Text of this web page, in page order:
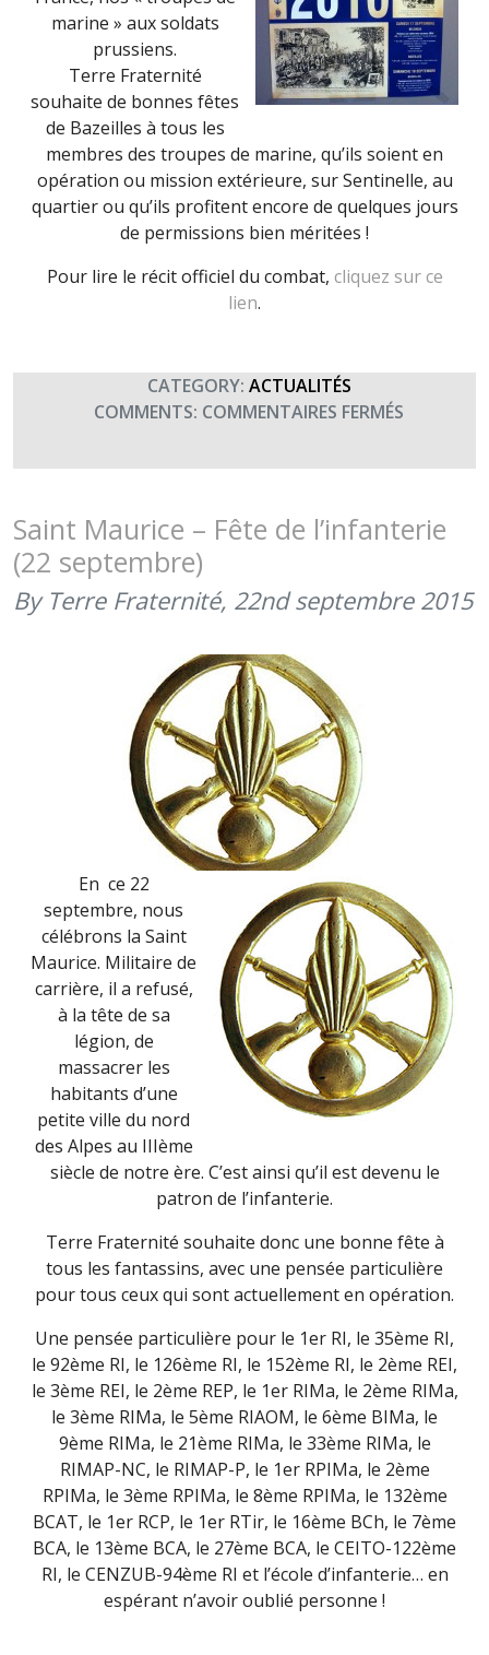
marine » aux soldats
prussiens.
Terre Fraternité
souhaite de bonnes fêtes
de Bazeilles à tous les
membres des troupes de marine, qu’ils soient en
opération ou mission extérieure, sur Sentinelle, au
quartier ou qu’ils profitent encore de quelques jours
de permissions bien méritées !
Pour lire le récit officiel du combat, cliquez sur ce
lien.
CATEGORY: ACTUALITÉS
COMMENTS: COMMENTAIRES FERMÉS
FÊTE
TROUPES
DE
(31
Saint Maurice – Fête de l’infanterie
(22 septembre)
By Terre Fraternité, 22nd septembre 2015
En ce 22
septembre, nous
célébrons la Saint
Maurice. Militaire de
carrière, il a refusé,
à la tête de sa
légion, de
massacrer les
habitants d’une
petite ville du nord
des Alpes au IIIème
siècle de notre ère. C’est ainsi qu’il est devenu le
patron de l’infanterie.
Terre Fraternité souhaite donc une bonne fête à
tous les fantassins, avec une pensée particulière
pour tous ceux qui sont actuellement en opération.
Une pensée particulière pour le 1er RI, le 35ème RI,
le 92ème RI, le 126ème RI, le 152ème RI, le 2ème REI,
le 3ème REI, le 2ème REP, le 1er RIMa, le 2ème RIMa,
le 3ème RIMa, le 5ème RIAOM, le 6ème BIMa, le
9ème RIMa, le 21ème RIMa, le 33ème RIMa, le
RIMAP-NC, le RIMAP-P, le 1er RPIMa, le 2ème
RPIMa, le 3ème RPIMa, le 8ème RPIMa, le 132ème
BCAT, le 1er RCP, le 1er RTir, le 16ème BCh, le 7ème
BCA, le 13ème BCA, le 27ème BCA, le CEITO-122ème
RI, le CENZUB-94ème RI et l’école d’infanterie… en
espérant n’avoir oublié personne !